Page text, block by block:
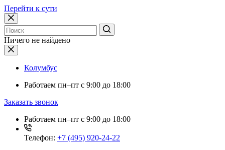
Перейти к сути
Ничего не найдено
Колумбус
Работаем пн–пт с 9:00 до 18:00
Заказать звонок
Работаем пн–пт с 9:00 до 18:00
Телефон: +7 (495) 920-24-22